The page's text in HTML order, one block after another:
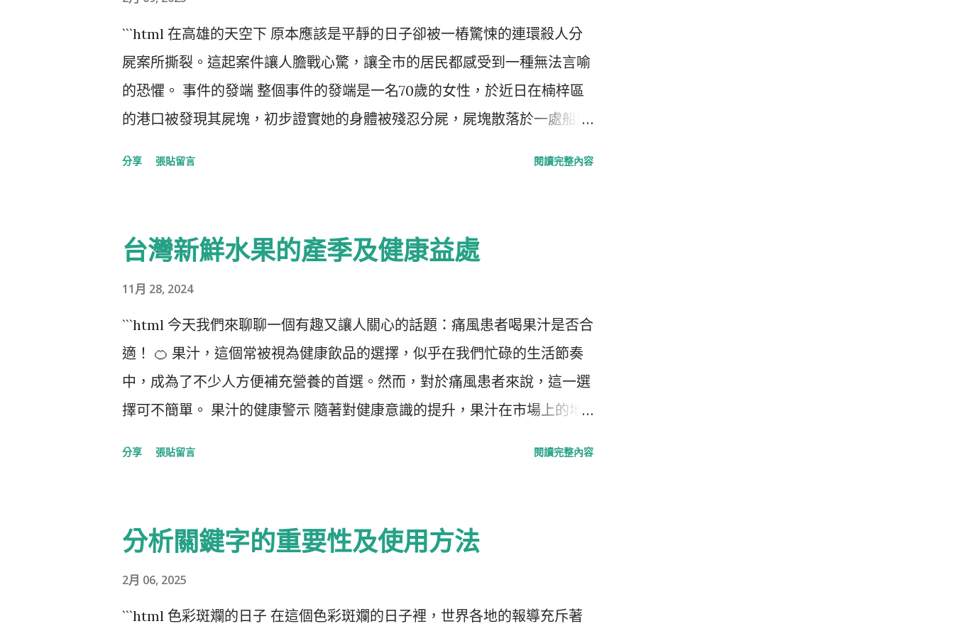
```html 在高雄的天空下 原本應該是平靜的日子卻被一樁驚悚的連環殺人分
屍案所撕裂。這起案件讓人膽戰心驚，讓全市的居民都感受到一種無法言喻
的恐懼。 事件的發端 整個事件的發端是一名70歲的女性，於近日在楠梓區
的港口被發現其屍塊，初步證實她的身體被殘忍分屍，屍塊散落於一處船舶
深入調查 隨後的調查更加深入，警方不僅確認了已逮捕的張男還涉嫌 連續
殺人 ，且至少還有兩名婦女，分別來自左營和張姓大嫂的血跡也在其住處
被驗出。專案小組在前鎮河持續打撈，意外地又找到了10多塊殘骸，這些殘
骸的身份仍待進一步鑑定。眼看著案件的規模逐漸擴大令人不寒而慄，社會
對於這位張姓老翁的病態人格開始有了更深的懷疑，專家指出，他的行為遠
不止單純的凶殺，似乎隱藏著某種深層的病態心理。 社會的陰影 整個高雄
市彷彿被這些事件籠罩在陰影之中，居民的心情變得緊繃而不安。警方正在
分屍案的淒慘與殘忍，也將成為一個深刻的社會警鐘，再次提醒大家，面對
來的調查將如何進展、真相又會揭露出什麼樣的光景，這一切仍然等待著那
些勇敢追求正義的人來解開答案。💔 ```
分享 張貼留言 閱讀完整內容
台灣新鮮水果的產季及健康益處
11月 28, 2024
```html 今天我們來聊聊一個有趣又讓人關心的話題：痛風患者喝果汁是否合
適！ 🍊 果汁，這個常被視為健康飲品的選擇，似乎在我們忙碌的生活節奏
中，成為了不少人方便補充營養的首選。然而，對於痛風患者來說，這一選
擇可不簡單。 果汁的健康警示 隨著對健康意識的提升，果汁在市場上的地
兇之一。果糖的攝入過多，可能造成 尿酸 升高，從而加重痛風症狀。 加工
果汁的隱患 不僅如此，很多市售的果汁是經過加工的，假設你選擇的是真
空包裝的果汁，裡面可能只有微量的天然果汁，還可能添加了不少的化學成
分，如甜味劑和香料，這些都是在提升口感的同時，增加了不必要的健康負
分享 張貼留言 閱讀完整內容
分析關鍵字的重要性及使用方法
2月 06, 2025
```html 色彩斑斕的日子 在這個色彩斑斕的日子裡，世界各地的報導充斥著